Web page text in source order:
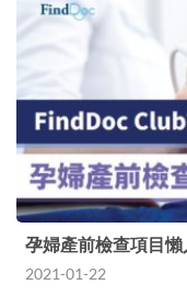
孕婦產前檢查項目懶
2021-01-22